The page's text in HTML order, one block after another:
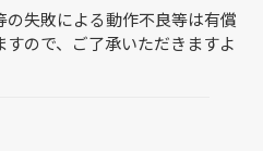
失敗による動作不良等は有償
ので、ご了承いただきますよ